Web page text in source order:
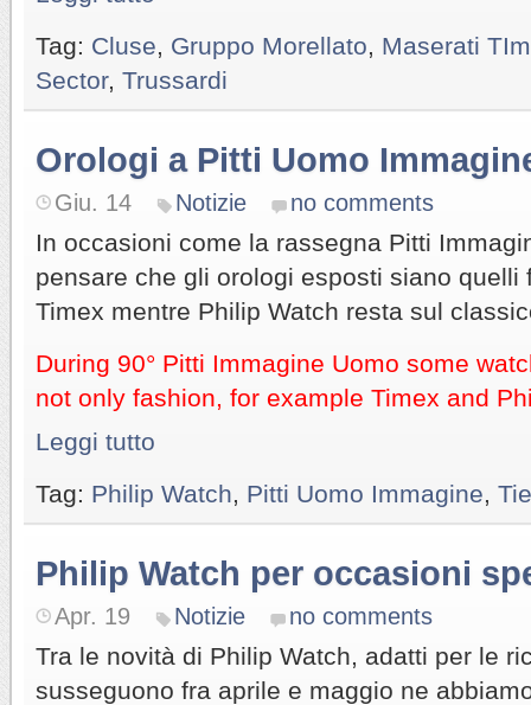
Tag: Cluse Gruppo Morellato
Maserati
Sector, Trussardi
Orologi a Pitti Uomo
Giu. 14 Notizie no comments
In occasioni come la rassegna Pitti
pensare che gli orologi esposti siano quelli
Timex mentre Philip Watch resta sul
During 90° Pitti Immagine Uomo some
not only fashion, for example Timex and
Leggi tutto
Tag: Philip Watch Pitti Uomo Immagine
Philip Watch per occasioni
Apr. 19 Notizie no comments
Tra le novità di Philip Watch, adatti per le
susseguono fra aprile e maggio ne